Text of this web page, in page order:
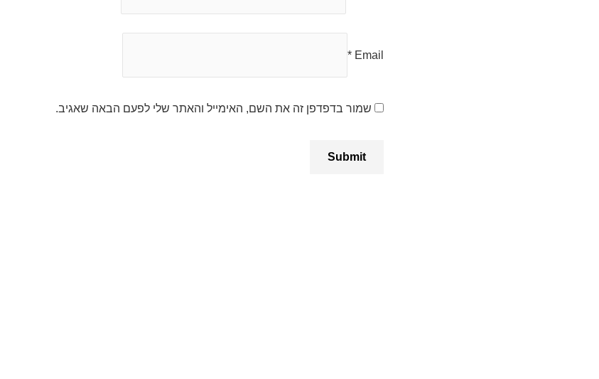
Email
*
שמור בדפדפן זה את השם, האימייל והאתר שלי לפעם הבאה שאגיב.